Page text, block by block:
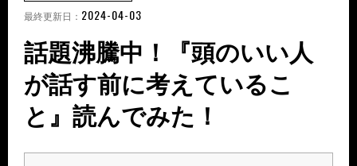
話題沸騰中！『頭のいい人
が話す前に考えているこ
と』読んでみた！
最終更新日： 2024-04-03